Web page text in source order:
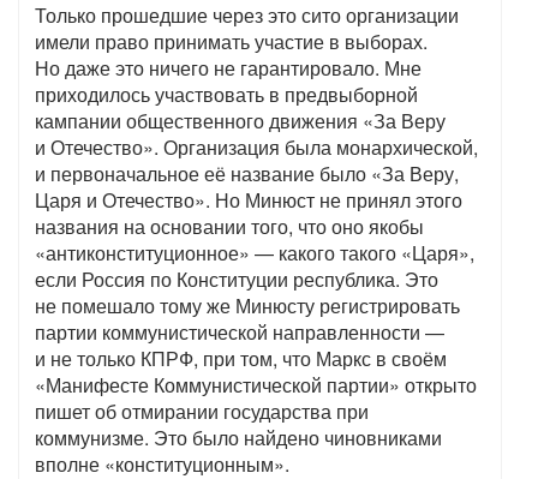
Только прошедшие через это сито организации
имели право принимать участие в выборах.
Но даже это ничего не гарантировало. Мне
приходилось участвовать в предвыборной
кампании общественного движения «За Веру
и Отечество». Организация была монархической,
и первоначальное её название было «За Веру,
Царя и Отечество». Но Минюст не принял этого
названия на основании того, что оно якобы
«антиконституционное» — какого такого «Царя»,
если Россия по Конституции республика. Это
не помешало тому же Минюсту регистрировать
партии коммунистической направленности —
и не только КПРФ, при том, что Маркс в своём
«Манифесте Коммунистической партии» открыто
пишет об отмирании государства при
коммунизме. Это было найдено чиновниками
вполне «конституционным».